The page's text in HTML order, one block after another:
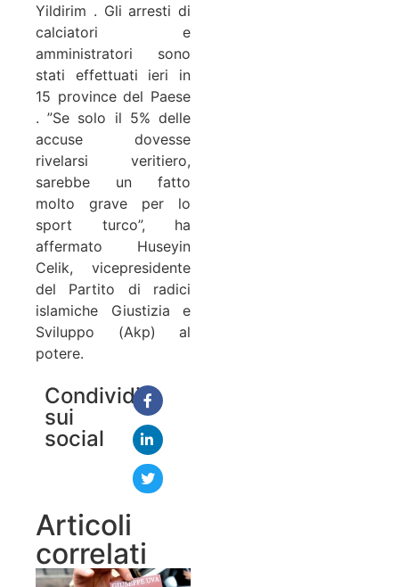
Yildirim . Gli arresti di
calciatori e
amministratori sono
stati effettuati ieri in
15 province del Paese
. ”Se solo il 5% delle
accuse dovesse
rivelarsi veritiero,
sarebbe un fatto
molto grave per lo
sport turco”, ha
affermato Huseyin
Celik, vicepresidente
del Partito di radici
islamiche Giustizia e
Sviluppo (Akp) al
potere.
Condividi
sui
social
Articoli
correlati